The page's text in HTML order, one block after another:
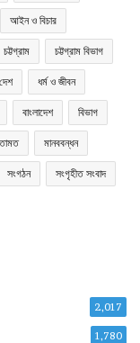
আইন ও বিচার
চট্টগ্রাম চট্টগ্রাম বিভাগ
দেশ ধর্ম ও জীবন
বাংলাদেশ বিভাগ
মানববন্ধন
সংগঠন সংগৃহীত সংবাদ
2,017
1,780